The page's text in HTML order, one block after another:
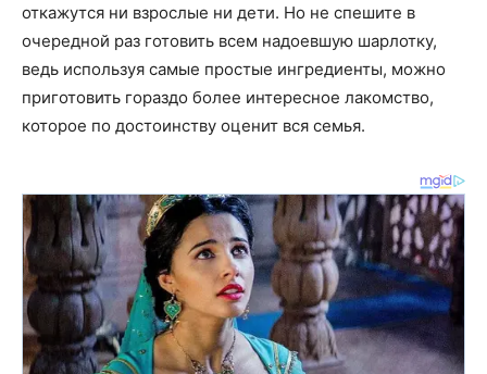
откажутся ни взрослые ни дети. Но не спешите в
очередной раз готовить всем надоевшую шарлотку,
ведь используя самые простые ингредиенты, можно
приготовить гораздо более интересное лакомство,
которое по достоинству оценит вся семья.